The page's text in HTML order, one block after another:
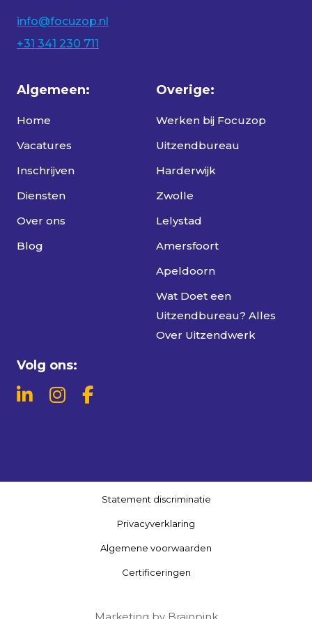
info@focuzop.nl
+31 341 230 711
Algemeen:
Home
Vacatures
Inschrijven
Diensten
Over ons
Blog
Overige:
Werken bij Focuzop
Uitzendbureau
Harderwijk
Zwolle
Lelystad
Amersfoort
Apeldoorn
Wat Doet een
Uitzendbureau? Alles
Over Uitzendwerk
Volg ons:
Statement discriminatie
Privacyverklaring
Algemene voorwaarden
Certificeringen